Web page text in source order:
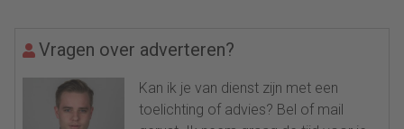
Vragen over adverteren?
Kan ik je van dienst zijn met een
toelichting of advies? Bel of mail